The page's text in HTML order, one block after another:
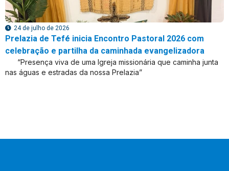
24 de julho de 2026
Prelazia de Tefé inicia Encontro Pastoral 2026 com
celebração e partilha da caminhada evangelizadora
“Presença viva de uma Igreja missionária que caminha junta
nas águas e estradas da nossa Prelazia”